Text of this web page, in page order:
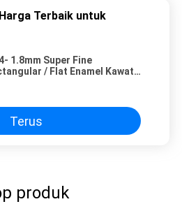
Terbaik untuk
1.8mm Super Fine
/ Flat Enamel Kawat
Terus
produk